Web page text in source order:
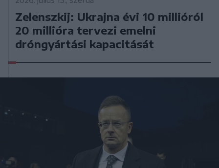
Zelenszkij: Ukrajna évi 10 millióról
20 millióra tervezi emelni
dróngyártási kapacitását